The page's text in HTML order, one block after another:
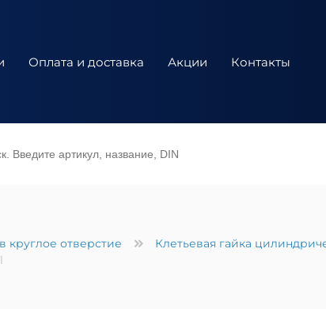
Оплата и доставка Акции Контакты
круглое отверстие
Клетьевая гайка